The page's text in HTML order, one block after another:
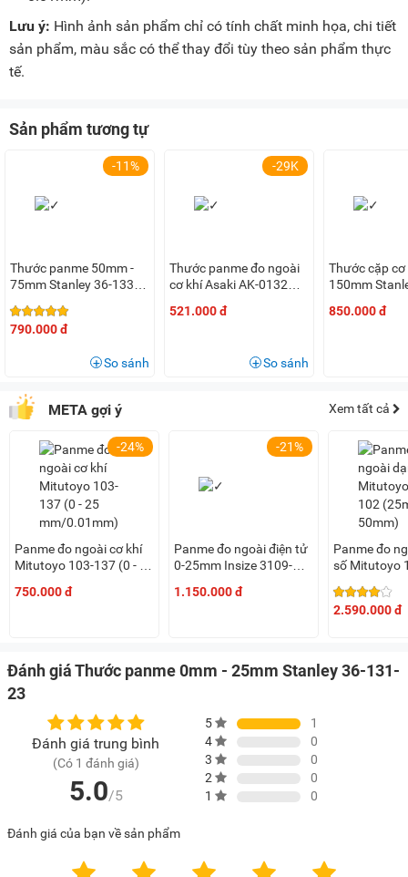
Lưu ý: Hình ảnh sản phẩm chỉ có tính chất minh họa, chi tiết
sản phẩm, màu sắc có thể thay đổi tùy theo sản phẩm thực
tế.
Sản phẩm tương tự
-11%
Thước panme 50mm -
75mm Stanley 36-133-
790.000 đ
So sánh
-29K
Thước panme đo ngoài
cơ khí Asaki AK-0132
521.000 đ
So sánh
Thước cặp cơ
150mm
850.000 đ
META gợi ý Xem tất cả
-24%
Panme đo ngoài cơ khí
Mitutoyo 103-137 (0 - 25
750.000 đ
-21%
Panme đo ngoài điện tử
0-25mm Insize 3109-
1.150.000 đ
Panme đo
số Mitutoyo
2.590.000 đ
Đánh giá Thước panme 0mm - 25mm Stanley 36-131-
23
Đánh giá trung bình
(Có 1 đánh giá)
5.0/5
5
1
4
0
3
0
2
0
1
0
Đánh giá của bạn về sản phẩm